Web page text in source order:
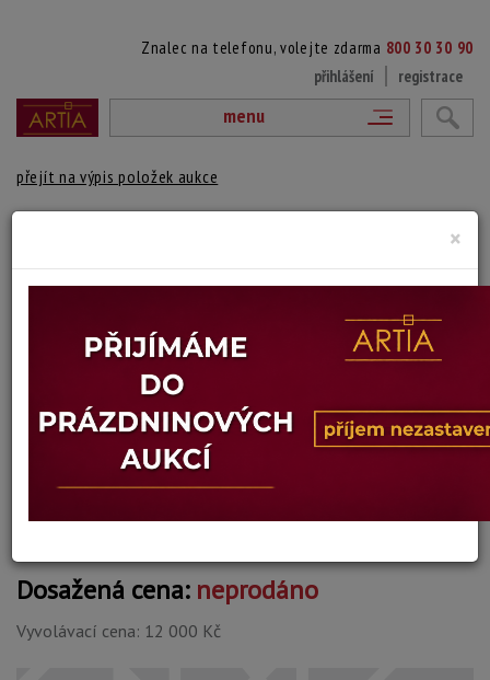
Znalec na telefonu, volejte zdarma 800 30 30 90
přihlášení
registrace
menu
přejít na výpis položek aukce
Autor:Alois Kohout
Signováno a datováno vpravo dole, nerámováno
Technika: olej na plátně, datace: 1962
Šířka: 60,5 cm, výška: 76 cm
Stav: dobrý
21.04.2026 20:11 SELČ
Dosažená cena: neprodáno
Vyvolávací cena: 12 000 Kč
×